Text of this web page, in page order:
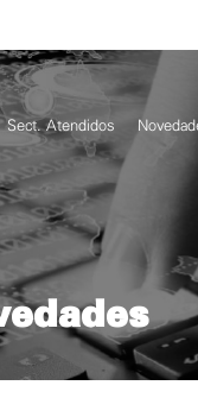
Sect. Atendidos